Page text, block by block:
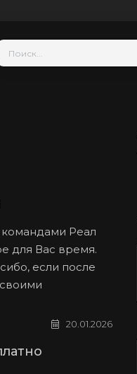
командами Реал
для Вас время.
если после
20.01.2026